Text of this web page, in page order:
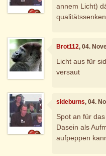
annem Licht)
Brot112, 04.
Licht aus für
versaut
sideburns, 04.
Spot an für
Dasein als
aufpeppen